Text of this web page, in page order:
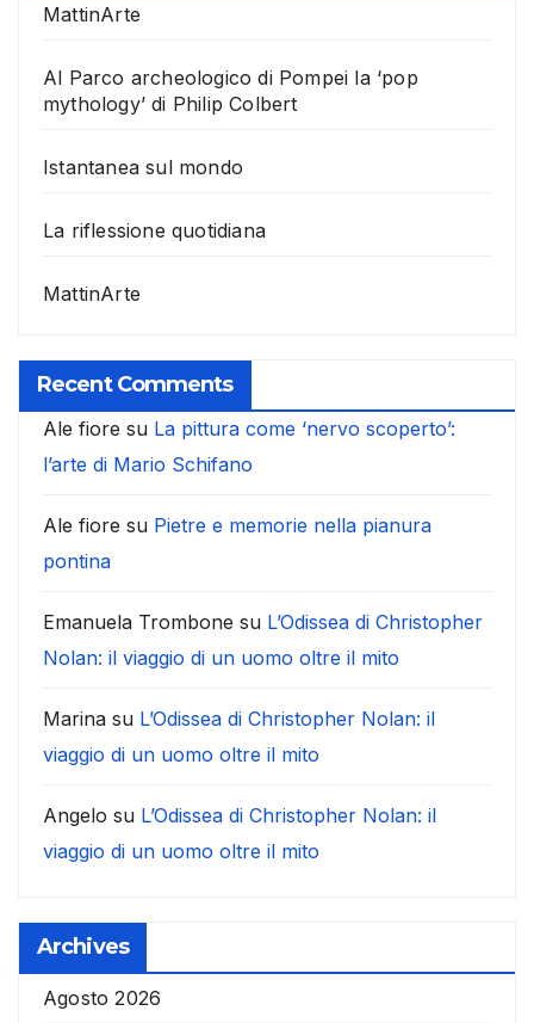
MattinArte
Al Parco archeologico di Pompei la ‘pop
mythology’ di Philip Colbert
Istantanea sul mondo
La riflessione quotidiana
MattinArte
Recent Comments
Ale fiore su La pittura come ‘nervo scoperto’:
l’arte di Mario Schifano
Ale fiore su Pietre e memorie nella pianura
pontina
Emanuela Trombone su L’Odissea di Christopher
Nolan: il viaggio di un uomo oltre il mito
Marina su L’Odissea di Christopher Nolan: il
viaggio di un uomo oltre il mito
Angelo su L’Odissea di Christopher Nolan: il
viaggio di un uomo oltre il mito
Archives
Agosto 2026